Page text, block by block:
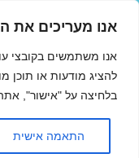
אנו מעריכים את
אנו משתמשים בקובצי
להציג מודעות או תוכן
בלחיצה על "אישור",
התאמה אישית
טיסות
04/12/2016